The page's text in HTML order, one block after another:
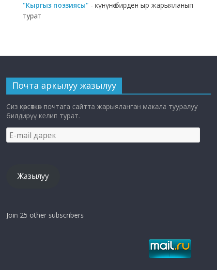
"Кыргыз поэзиясы" - күнүнө бирден ыр жарыяланып
турат
Почта аркылуу жазылуу
Сиз көрсөткөн почтага сайтта жарыяланган макала тууралуу
билдирүү келип турат.
E-
mail
Жазылуу
Join 25 other subscribers